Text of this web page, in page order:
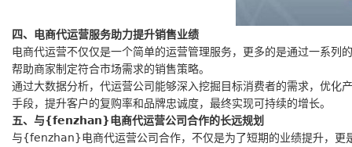
四、电商代运营服务助力提升销售业绩
电商代运营不仅仅是一个简单的运营管理服务，更多的是通过一系
帮助商家制定符合市场需求的销售策略。
通过大数据分析，代运营公司能够深入挖掘目标消费者的需求，优化
手段，提升客户的复购率和品牌忠诚度，最终实现可持续的增长。
五、与{fenzhan}电商代运营公司合作的长远规划
与{fenzhan}电商代运营公司合作，不仅是为了短期的业绩提升，更